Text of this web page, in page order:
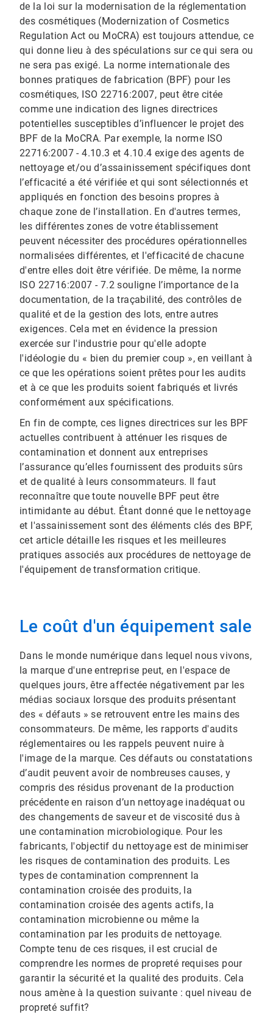
de la loi sur la modernisation de la réglementation
des cosmétiques (Modernization of Cosmetics
Regulation Act ou MoCRA​​​​​​​) est toujours attendue, ce
qui donne lieu à des spéculations sur ce qui sera ou
ne sera pas exigé. La norme internationale des
bonnes pratiques de fabrication (BPF) pour les
cosmétiques, ISO 22716:2007, peut être citée
comme une indication des lignes directrices
potentielles susceptibles d’influencer le projet des
BPF de la MoCRA. Par exemple, la norme ISO
22716:2007 - 4.10.3 et 4.10.4 exige des agents de
nettoyage et/ou d’assainissement spécifiques dont
l’efficacité a été vérifiée et qui sont sélectionnés et
appliqués en fonction des besoins propres à
chaque zone de l’installation. En d'autres termes,
les différentes zones de votre établissement
peuvent nécessiter des procédures opérationnelles
normalisées différentes, et l'efficacité de chacune
d'entre elles doit être vérifiée. De même, la norme
ISO 22716:2007 - 7.2 souligne l’importance de la
documentation, de la traçabilité, des contrôles de
qualité et de la gestion des lots, entre autres
exigences. Cela met en évidence la pression
exercée sur l'industrie pour qu'elle adopte
l'idéologie du « bien du premier coup », en veillant à
ce que les opérations soient prêtes pour les audits
et à ce que les produits soient fabriqués et livrés
conformément aux spécifications.
En fin de compte, ces lignes directrices sur les BPF
actuelles contribuent à atténuer les risques de
contamination et donnent aux entreprises
l’assurance qu’elles fournissent des produits sûrs
et de qualité à leurs consommateurs. Il faut
reconnaître que toute nouvelle BPF peut être
intimidante au début. Étant donné que le nettoyage
et l'assainissement sont des éléments clés des BPF,
cet article détaille les risques et les meilleures
pratiques associés aux procédures de nettoyage de
l'équipement de transformation critique.
Le coût d'un équipement sale
Dans le monde numérique dans lequel nous vivons,
la marque d'une entreprise peut, en l'espace de
quelques jours, être affectée négativement par les
médias sociaux lorsque des produits présentant
des « défauts » se retrouvent entre les mains des
consommateurs. De même, les rapports d'audits
réglementaires ou les rappels peuvent nuire à
l'image de la marque. Ces défauts ou constatations
d’audit peuvent avoir de nombreuses causes, y
compris des résidus provenant de la production
précédente en raison d’un nettoyage inadéquat ou
des changements de saveur et de viscosité dus à
une contamination microbiologique. Pour les
fabricants, l'objectif du nettoyage est de minimiser
les risques de contamination des produits. Les
types de contamination comprennent la
contamination croisée des produits, la
contamination croisée des agents actifs, la
contamination microbienne ou même la
contamination par les produits de nettoyage.
Compte tenu de ces risques, il est crucial de
comprendre les normes de propreté requises pour
garantir la sécurité et la qualité des produits. Cela
nous amène à la question suivante : quel niveau de
propreté suffit?